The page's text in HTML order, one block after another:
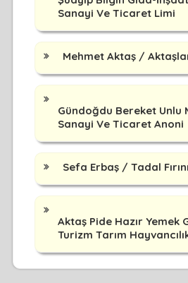
Sanayi Ve Ticaret Limi
Mehmet Aktaş / Aktaşlar
Gündoğdu Bereket Unlu
Sanayi Ve Ticaret Anoni
Sefa Erbaş / Tadal Fırını
Aktaş Pide Hazır Yemek
Turizm Tarım